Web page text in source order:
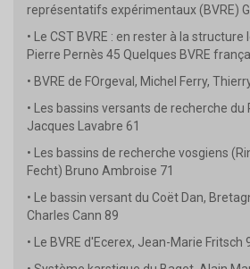
représentatifs expérimentaux (BVRE)
• Le CST BVRE : en rester à la
Pierre Pernès 45 Quelques BVRE
• BVRE de FOrgeval, Michel Ferry,
• Les bassins versants de recherche du
Jacques Lavabre 61
• Les bassins de recherche vosgiens
Fecht) Bruno Ambroise 71
• Le bassin versant du Coët Dan,
Charles Cann 89
• Le BVRE d'Ecerex, Jean-Marie Fritsch